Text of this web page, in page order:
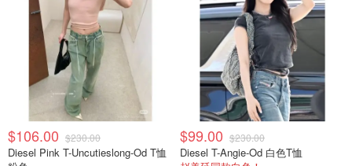
$106.00 $230.00
Diesel Pink T-Uncutieslong-Od T恤
$99.00 $230.00
Diesel T-Angie-Od 白色T恤